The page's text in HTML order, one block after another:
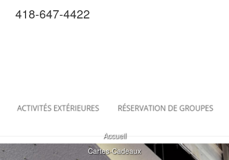
418-647-4422
Accueil
Cartes-Cadeaux